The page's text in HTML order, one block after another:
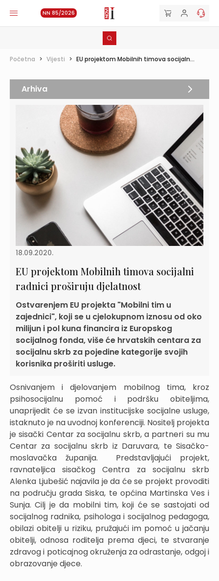
NN 85/2026
Početna > Vijesti > EU projektom Mobilnih timova socijaln...
18.09.2020.
EU projektom Mobilnih timova socijalni
radnici proširuju djelatnost
Ostvarenjem EU projekta "Mobilni tim u
zajednici", koji se u cjelokupnom iznosu od oko
milijun i pol kuna financira iz Europskog
socijalnog fonda, više će hrvatskih centara za
socijalnu skrb za pojedine kategorije svojih
korisnika proširiti usluge.
Osnivanjem i djelovanjem mobilnog tima, kroz
psihosocijalnu pomoć i podršku obiteljima,
unaprijedit će se izvan institucijske socijalne usluge,
istaknuto je na uvodnoj konferenciji. Nositelj projekta
je sisački Centar za socijalnu skrb, a partneri su mu
Centar za socijalnu skrb iz Daruvara, te Sisačko-
moslavačka županija. Predstavljajući projekt,
ravnateljica sisačkog Centra za socijalnu skrb
Alenka Ljubešić najavila je da će se projekt provoditi
na području grada Siska, te općina Martinska Ves i
Sunja. Cilj je da mobilni tim, koji će se sastojati od
socijalnog radnika, psihologa i socijalnog pedagoga,
obilazi obitelji u riziku, pružajući im pomoć u jačanju
obitelji, odnosa roditelja prema djeci, te stvaranje
zdravog i poticajnog okruženja za odrastanje, odgoj i
obrazovanje djece.
Arhiva